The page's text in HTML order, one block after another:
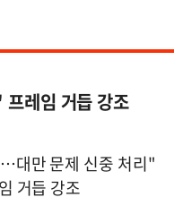
레임 거듭 강조
대만 문제 신중 처리"
거듭 강조